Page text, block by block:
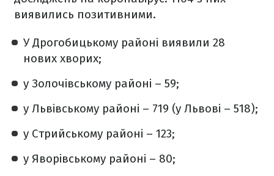
виявились позитивними.
У Дрогобицькому районі виявили 28
нових хворих;
у Золочівському районі – 59;
у Львівському районі – 719 (у Львові – 518);
у Стрийському районі – 123;
у Яворівському районі – 80;